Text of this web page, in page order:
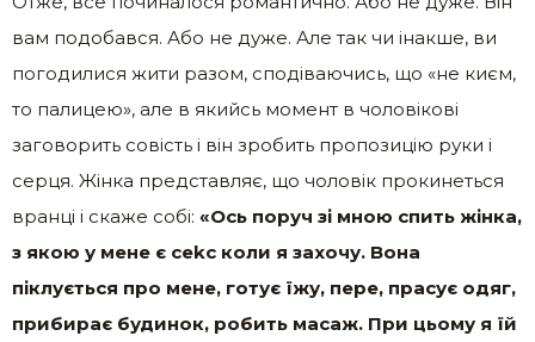
вам подобався. Або не дуже. Але так чи інакше, ви
погодилися жити разом, сподіваючись, що «не києм,
то палицею», але в якийсь момент в чоловікові
заговорить совість і він зробить пропозицію руки і
серця. Жінка представляє, що чоловік прокинеться
вранці і скаже собі: «Ось поруч зі мною спить жінка,
з якою у мене є сеkс коли я захочу. Вона
піклується про мене, готує їжу, пере, прасує одяг,
прибирає будинок, робить масаж. При цьому я їй